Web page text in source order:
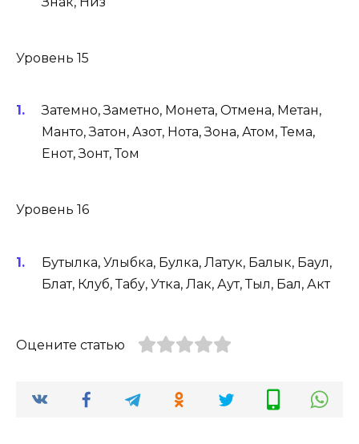
Уровень 15
Затемно, Заметно, Монета, Отмена, Метан,
Манто, Затон, Азот, Нота, Зона, Атом, Тема,
Енот, Зонт, Том
Уровень 16
Бутылка, Улыбка, Булка, Латук, Балык, Баул,
Блат, Клуб, Табу, Утка, Лак, Аут, Тыл, Бал, Акт
Оцените статью